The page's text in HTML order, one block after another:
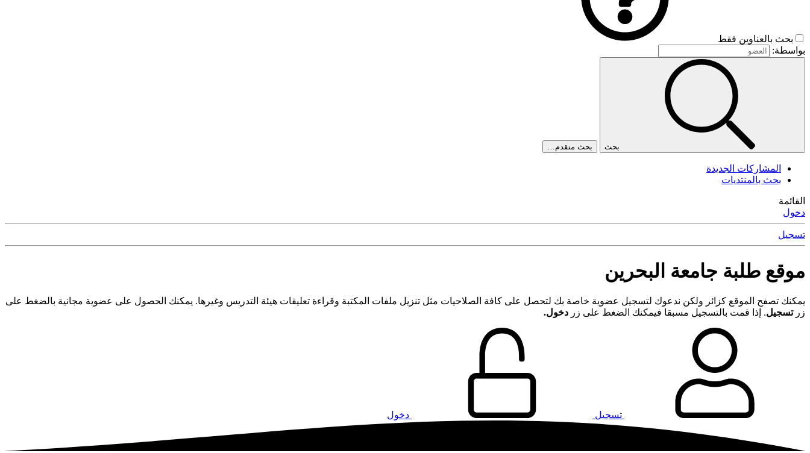
بحث بالعناوين فقط
بواسطة:
بحث بحث متقدم…
المشاركات الجديدة
بحث بالمنتديات
القائمة
دخول
تسجيل
موقع طلبة جامعة البحرين
يمكنك تصفح الموقع كزائر ولكن ندعوك لتسجيل عضوية خاصة بك لتحصل على كافة الصلاحيات مثل تنزيل ملفات المكتبة وقراءة تعليقات هيئة التدريس وغيرها. يمكنك الحصول على عضوية مجانية بالضغط على
زرتسجيل. إذا قمت بالتسجيل مسبقا فيمكنك الضغط على زر دخول.
تسجيل دخول